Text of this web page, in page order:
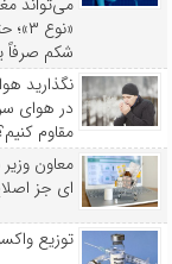
شکم
نگذارید
در هوای
مقاوم
معاون
ای جز
توزیع